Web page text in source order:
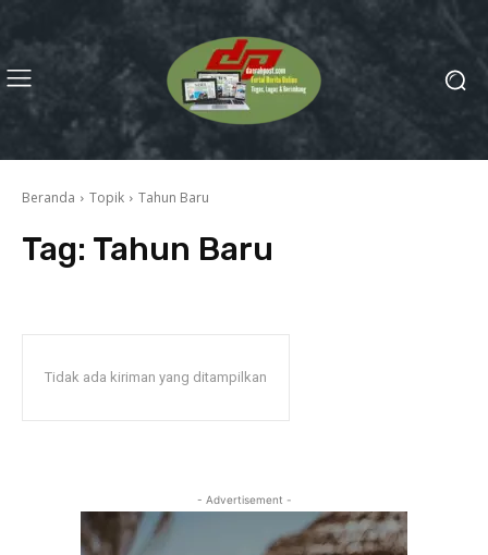
Beranda Topik Tahun Baru
Tag: Tahun Baru
Tidak ada kiriman yang ditampilkan
- Advertisement -